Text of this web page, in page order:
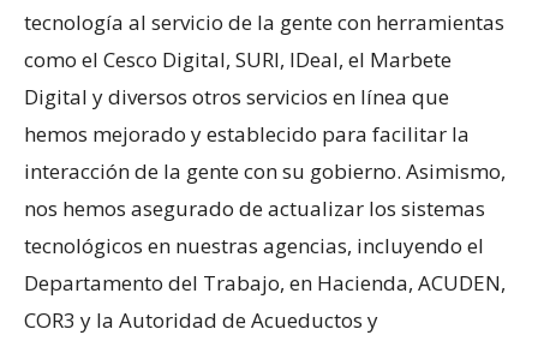
tecnología al servicio de la gente con herramientas
como el Cesco Digital, SURI, IDeal, el Marbete
Digital y diversos otros servicios en línea que
hemos mejorado y establecido para facilitar la
interacción de la gente con su gobierno. Asimismo,
nos hemos asegurado de actualizar los sistemas
tecnológicos en nuestras agencias, incluyendo el
Departamento del Trabajo, en Hacienda, ACUDEN,
COR3 y la Autoridad de Acueductos y